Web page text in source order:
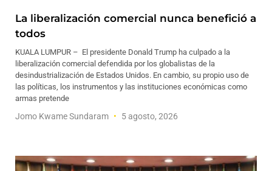
La liberalización comercial nunca benefició a
todos
KUALA LUMPUR – El presidente Donald Trump ha culpado a la
liberalización comercial defendida por los globalistas de la
desindustrialización de Estados Unidos. En cambio, su propio uso de
las políticas, los instrumentos y las instituciones económicas como
armas pretende
Jomo Kwame Sundaram 5 agosto, 2026